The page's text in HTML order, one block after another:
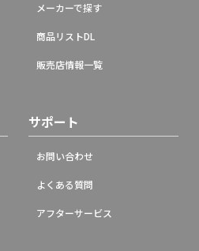
メーカーで探す
商品リストDL
販売店情報一覧
サポート
お問い合わせ
よくある質問
アフターサービス